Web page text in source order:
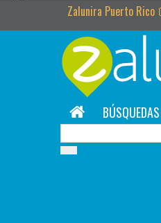
Zalunira Puerto Rico